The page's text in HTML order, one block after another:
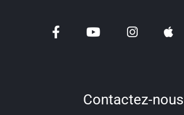
Shabbat Project
Contactez-nous